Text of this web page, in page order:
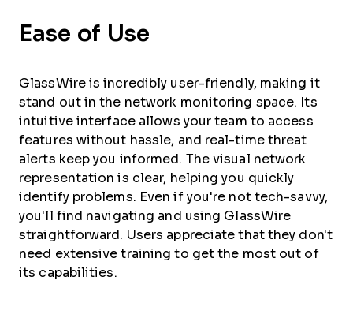
Ease of Use
GlassWire is incredibly user-friendly, making it
stand out in the network monitoring space. Its
intuitive interface allows your team to access
features without hassle, and real-time threat
alerts keep you informed. The visual network
representation is clear, helping you quickly
identify problems. Even if you're not tech-savvy,
you'll find navigating and using GlassWire
straightforward. Users appreciate that they don't
need extensive training to get the most out of
its capabilities.